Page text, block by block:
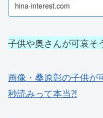
hina-interest.com
子供や奥さんが可哀そ
画像・桑原彰の子供が
秒読みって本当⁈